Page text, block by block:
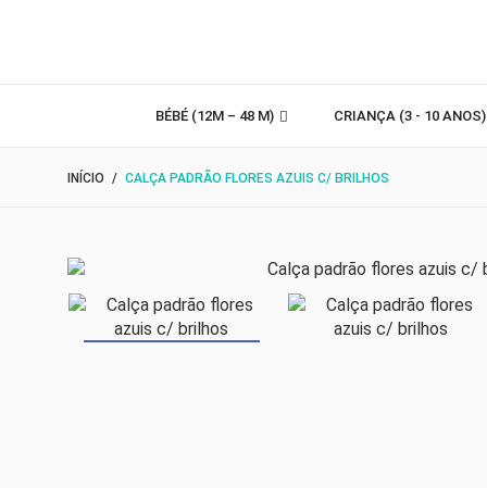
BÉBÉ (12M – 48 M) CRIANÇA (3 - 10 ANOS)
INÍCIO CALÇA PADRÃO FLORES AZUIS C/ BRILHOS